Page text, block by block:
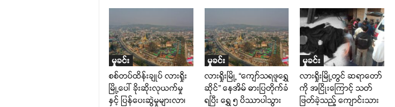
မှုခင်း
စစ်တပ်ထိန်းချုပ် လားရှိုး
မြို့ပေါ် ခိုးဆိုးလုယက်မှု
နှင့် ပြန်ပေးဆွဲမှုများလာ၊
မှုခင်း
လားရှိုးမြို့ “ကျော်သရဖူရွှေ
ဆိုင်” နေအိမ် ဓားပြတိုက်ခံ
ရပြီး ရွှေ ၅ ပိဿာပါသွား
မှုခင်း
လားရှိုးမြို့တွင် ဆရာတော်
ကို အငြိုးကြောင့် သဝာ်
ဖြတ်ခဲ့သည့် ကျောင်းသား